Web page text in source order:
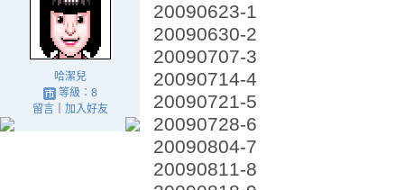
哈潔兒
等級：8
留言｜ 加入好友
20090623-1
20090630-2
20090707-3
20090714-4
20090721-5
20090728-6
20090804-7
20090811-8